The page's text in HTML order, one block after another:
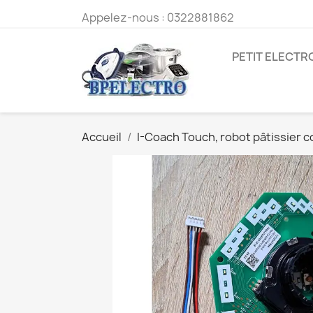
Appelez-nous : 0322881862
PETIT
Accueil I-Coach Touch, robot pâtissier